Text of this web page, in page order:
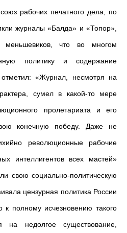
рабочих печатного дела, по
журналы «Балда» и «Топор»,
меньшевиков, что во многом
политику и содержание
«Журнал, несмотря на
сумел в какой-то мере
пролетариата и его
конечную победу. Даже не
революционные рабочие
интеллигентов всех мастей»
свою социально-политическую
цензурная политика России
к полному исчезновению такого
на недолгое существование,